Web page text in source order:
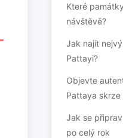
Které
návštěvě?
Jak najít
Pattayi?
Objevte
Pattaya skrze
Jak se
po celý rok